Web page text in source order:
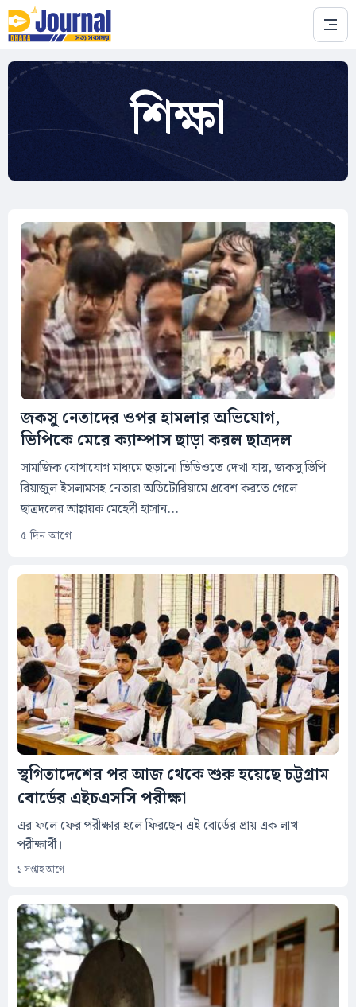
Skip to main content
শিক্ষা
জকসু নেতাদের ওপর হামলার অভিযোগ,
ভিপিকে মেরে ক্যাম্পাস ছাড়া করল ছাত্রদল
সামাজিক যোগাযোগ মাধ্যমে ছড়ানো ভিডিওতে দেখা যায়, জকসু ভিপি
রিয়াজুল ইসলামসহ নেতারা অডিটোরিয়ামে প্রবেশ করতে গেলে
ছাত্রদলের আহ্বায়ক মেহেদী হাসান...
৫ দিন আগে
স্থগিতাদেশের পর আজ থেকে শুরু হয়েছে চট্টগ্রাম
বোর্ডের এইচএসসি পরীক্ষা
এর ফলে ফের পরীক্ষার হলে ফিরছেন এই বোর্ডের প্রায় এক লাখ
পরীক্ষার্থী।
১ সপ্তাহ আগে